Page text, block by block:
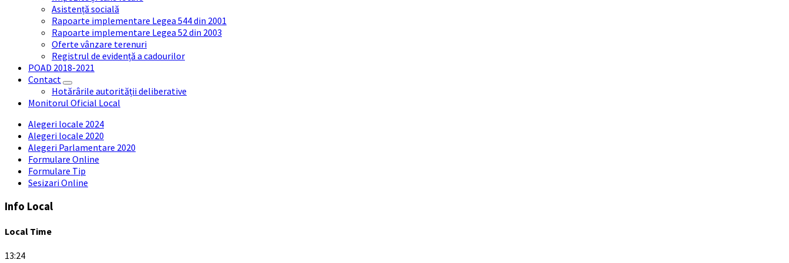
Asistență socială
Rapoarte implementare Legea 544 din 2001
Rapoarte implementare Legea 52 din 2003
Oferte vânzare terenuri
Registrul de evidență a cadourilor
POAD 2018-2021
Contact
Hotărârile autorității deliberative
Monitorul Oficial Local
Alegeri locale 2024
Alegeri locale 2020
Alegeri Parlamentare 2020
Formulare Online
Formulare Tip
Sesizari Online
Info Local
Local Time
13:24